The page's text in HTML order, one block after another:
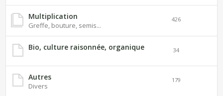
Multiplication
Greffe, bouture, semis...
426
Bio, culture raisonnée, organique 34
Autres
Divers
179